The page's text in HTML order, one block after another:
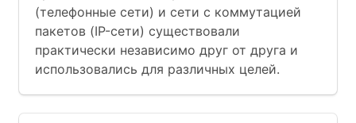
(телефонные сети) и сети с коммутацией
пакетов (IP-сети) существовали
практически независимо друг от друга и
использовались для различных целей.